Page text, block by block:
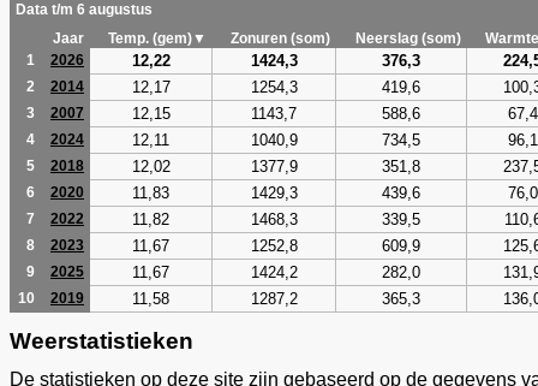
Data t/m 6 augustus
Jaar
Temp. (gem)▼ Zonuren (som) Neerslag (som)
1
2026 12,22 1424,3 376,3
2 2014 12,17 1254,3 419,6
3 2007 12,15 1143,7 588,6 67,4
4 2024 12,11 1040,9 734,5 96,1
5 2018 12,02 1377,9 351,8
6 2020 11,83 1429,3 439,6 76,0
7 2022 11,82 1468,3 339,5
8 2023 11,67 1252,8 609,9
9 2025 11,67 1424,2 282,0
10 2019 11,58 1287,2 365,3
Weerstatistieken
De statistieken op deze site zijn gebaseerd op de gegevens